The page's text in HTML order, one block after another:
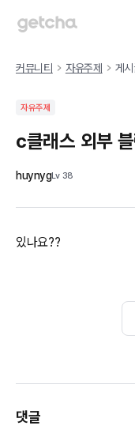
커뮤니티 자유주제 게
자유주제
c클래스 외부
huynygLv 38
있나요??
댓글